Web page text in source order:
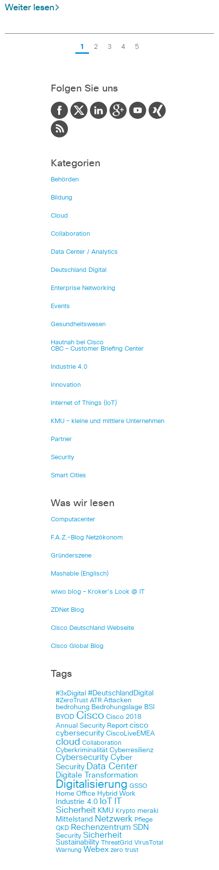
Weiter lesen
1 2 3 4 5
Folgen Sie uns
Kategorien
Behörden
Bildung
Cloud
Collaboration
Data Center / Analytics
Deutschland Digital
Enterprise Networking
Events
Gesundheitswesen
Hautnah bei Cisco
CBC – Customer Briefing Center
Industrie 4.0
Innovation
Internet of Things (IoT)
KMU – kleine und mittlere Unternehmen
Partner
Security
Smart Cities
Was wir lesen
Computacenter
F.A.Z.-Blog Netzökonom
Gründerszene
Mashable (Englisch)
wiwo blog – Kroker's Look @ IT
ZDNet Blog
Cisco Deutschland Webseite
Cisco Global Blog
Tags
#3xDigital #DeutschlandDigital
#ZeroTrust ATR Attacken
bedrohung Bedrohungslage BSI
BYOD Cisco Cisco 2018
Annual Security Report cisco
cybersecurity CiscoLiveEMEA
cloud Collaboration
Cyberkriminalität Cyberresilienz
Cybersecurity Cyber
Security Data Center
Digitale Transformation
Digitalisierung GSSO
Home Office Hybrid Work
Industrie 4.0 IoT
Sicherheit KMU Krypto meraki
Mittelstand Netzwerk Pflege
QKD Rechenzentrum SDN
Security Sicherheit
Sustainability ThreatGrid VirusTotal
Warnung Webex zero trust